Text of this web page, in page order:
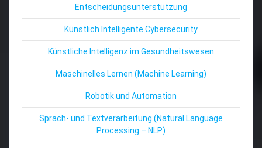
Entscheidungsunterstützung
Künstlich Intelligente Cybersecurity
Künstliche Intelligenz im Gesundheitswesen
Maschinelles Lernen (Machine Learning)
Robotik und Automation
Sprach- und Textverarbeitung (Natural Language
Processing – NLP)